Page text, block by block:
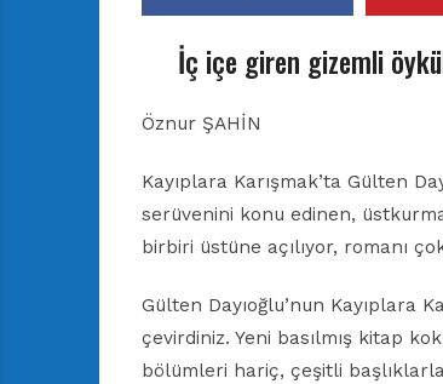
İç içe giren gizemli
Öznur ŞAHİN
Kayıplara Karışmak’ta Gülten
serüvenini konu edinen,
birbiri üstüne açılıyor, romanı
Gülten Dayıoğlu’nun Kayıplara
çevirdiniz. Yeni basılmış kitap
bölümleri hariç, çeşitli